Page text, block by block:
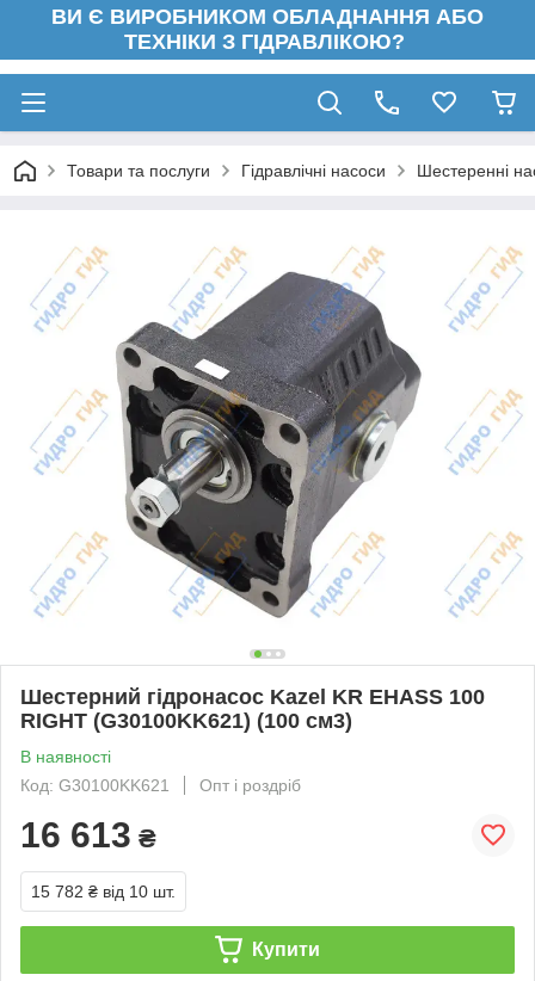
ВИ Є ВИРОБНИКОМ ОБЛАДНАННЯ АБО
ТЕХНІКИ З ГІДРАВЛІКОЮ?
Товари та послуги Гідравлічні насоси Шестеренні
Шестерний гідронасос Kazel KR EHASS 100
RIGHT (G30100KK621) (100 см3)
В наявності
Код: G30100KK621
Опт і роздріб
16 613 ₴
15 782 ₴ від 10 шт.
Купити